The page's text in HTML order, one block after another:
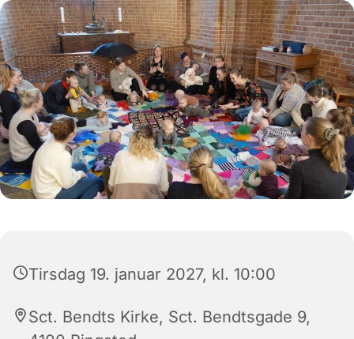
Tirsdag 19. januar 2027, kl. 10:00
Sct. Bendts Kirke, Sct. Bendtsgade 9,